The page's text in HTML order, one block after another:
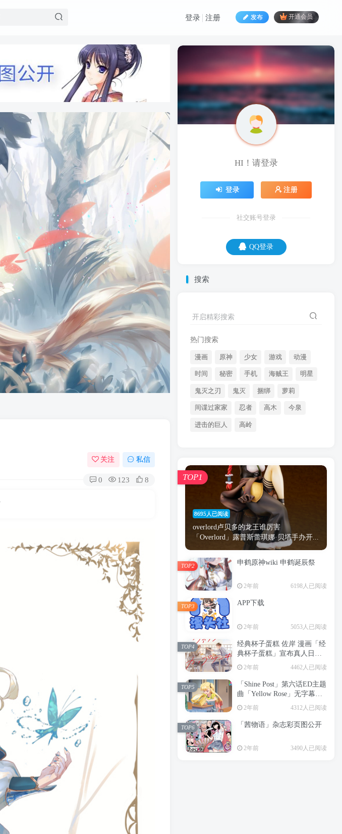
发布 开通会员
登录 注册
关注 私信
0 123 8
HI！请登录
登录 注册
社交账号登录
QQ登录
搜索
开启精彩搜索
热门搜索
漫画 原神 少女 游戏 动漫
时间 秘密 手机 海贼王 明星
鬼灭之刃 鬼灭 捆绑 萝莉
间谍过家家 忍者 高木 今泉
进击的巨人 高岭
8695人已阅读
overlord卢贝多的龙王谁厉害
「Overlord」露普斯蕾琪娜·贝塔手办开...
TOP1
申鹤原神wiki 申鹤诞辰祭
2年前 6198人已阅读
TOP2
APP下载
2年前 5053人已阅读
TOP3
经典杯子蛋糕 佐岸 漫画「经
典杯子蛋糕」宣布真人日剧
化
2年前 4462人已阅读
TOP4
「Shine Post」第六话ED主题
曲「Yellow Rose」无字幕MV
公开
2年前 4312人已阅读
TOP5
「茜物语」杂志彩页图公开
2年前 3490人已阅读
TOP6
HI！请登录
登录 注册
社交账号登录
QQ登录
你可以像只猪一样懒，却无法像只猪一
时间 秘密 手机 海贼王
鬼灭 捆绑 萝莉
间谍过家家 忍者 高木
进击的巨人 高岭
8695人已阅读
overlord卢贝多的龙王谁厉害
「Overlord」露普斯蕾琪娜·贝塔手办开...
TOP1
申鹤原神wiki 申鹤诞辰祭
2年前 6198人已阅读
TOP2
APP下载
2年前 5053人已阅读
TOP3
经典杯子蛋糕 佐岸 漫画「经
典杯子蛋糕」宣布真人日剧
TOP4